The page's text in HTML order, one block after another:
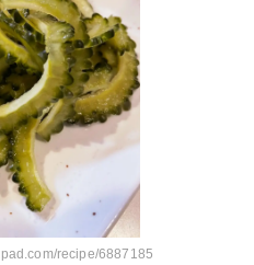
recipe/6887185